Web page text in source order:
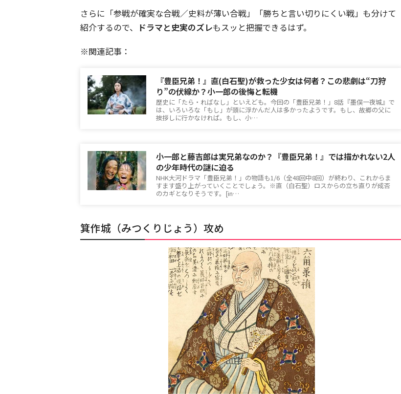
さらに「参戦が確実な合戦／史料が薄い合戦」「勝ちと言い切りにくい戦」も分けて
紹介するので、 ドラマと史実のズレもスッと把握できるはず。
※関連記事：
『豊臣兄弟！』直(白石聖)が救った少女は何者？この悲劇は“刀狩
り”の伏線か？小一郎の後悔と転機
歴史に「たら・ればなし」といえども。今回の「豊臣兄弟！」8話『墨俣一夜城』で
は、いろいろな「もし」が頭に浮かんだ人は多かったようです。もし、故郷の父に
挨拶しに行かなければ。もし、小…
小一郎と藤吉郎は実兄弟なのか？『豊臣兄弟！』では描かれない2人
の少年時代の謎に迫る
NHK大河ドラマ「豊臣兄弟！」の物語も1/6（全48回中8回）が終わり、これからま
すます盛り上がっていくことでしょう。※直（白石聖）ロスからの立ち直りが成否
のカギとなりそうです。[in…
箕作城（みつくりじょう）攻め